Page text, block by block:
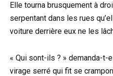
Elle tourna brusquement à
serpentant dans les rues
voiture derrière eux ne les
« Qui sont-ils ? » demanda-t-
virage serré qui fit se